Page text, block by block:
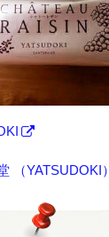
（YATSUDOKI）